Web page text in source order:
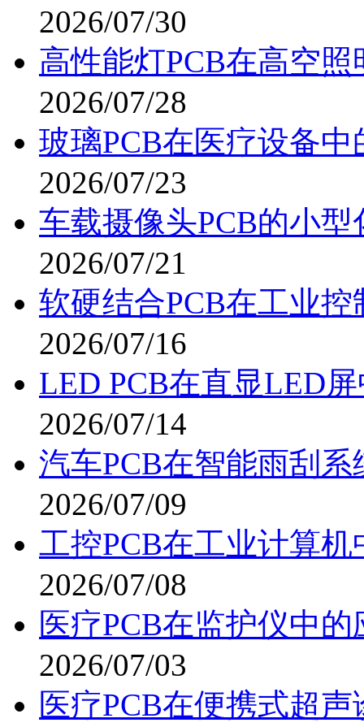
2026/07/30
高性能灯PCB在高空
2026/07/28
玻璃PCB在医疗设备中
2026/07/23
车载摄像头PCB的小
2026/07/21
软硬结合PCB在工业
2026/07/16
LED PCB在直显LED
2026/07/14
汽车PCB在智能雨刮
2026/07/09
工控PCB在工业计算机
2026/07/08
医疗PCB在监护仪中的
2026/07/03
医疗PCB在便携式超